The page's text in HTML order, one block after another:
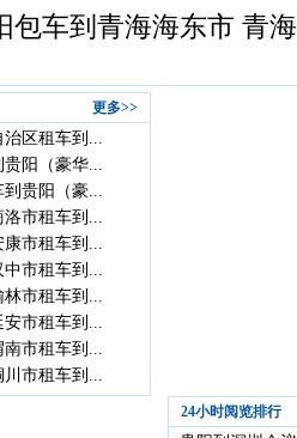
包车到青海海东市 青
更多>>
区租车到...
阳（豪华...
贵阳（豪...
市租车到...
市租车到...
市租车到...
市租车到...
市租车到...
市租车到...
市租车到...
24小时阅览排行